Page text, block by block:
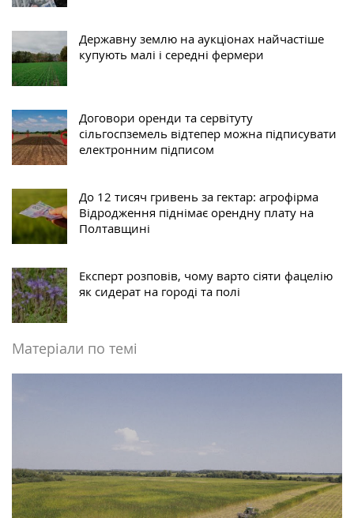
Державну землю на аукціонах найчастіше
купують малі і середні фермери
Договори оренди та сервітуту
сільгоспземель відтепер можна підписувати
електронним підписом
До 12 тисяч гривень за гектар: агрофірма
Відродження піднімає орендну плату на
Полтавщині
Експерт розповів, чому варто сіяти фацелію
як сидерат на городі та полі
Матеріали по темі